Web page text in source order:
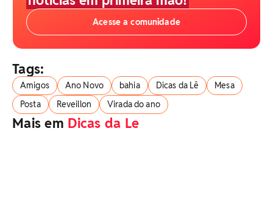
Acesse a comunidade
Tags:
Amigos Ano Novo bahia Dicas da Lê
Mesa
Posta
Reveillon Virada do ano
Mais em Dicas da Le